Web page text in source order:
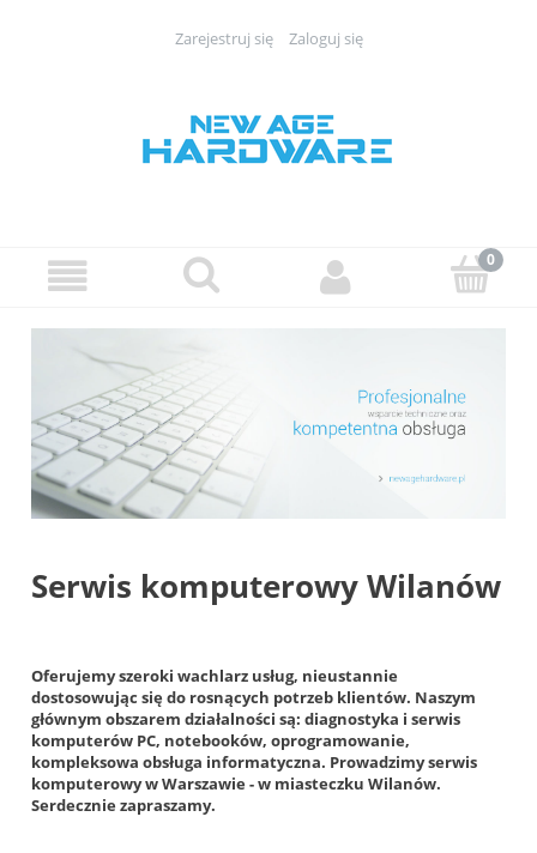
Zarejestruj się Zaloguj się
Serwis komputerowy Wilanów
Oferujemy szeroki wachlarz usług, nieustannie
dostosowując się do rosnących potrzeb klientów. Naszym
głównym obszarem działalności są: diagnostyka i serwis
komputerów PC, notebooków, oprogramowanie,
kompleksowa obsługa informatyczna. Prowadzimy serwis
komputerowy w Warszawie - w miasteczku Wilanów.
Serdecznie zapraszamy.